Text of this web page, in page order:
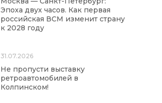
Эпоха двух часов. Как первая
российская ВСМ изменит страну
к 2028 году
31.07.2026
Не пропусти выставку
ретроавтомобилей в
Колпинском!